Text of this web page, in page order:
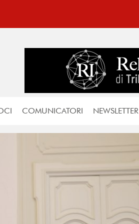
COMUNICATORI NEWSLETTER